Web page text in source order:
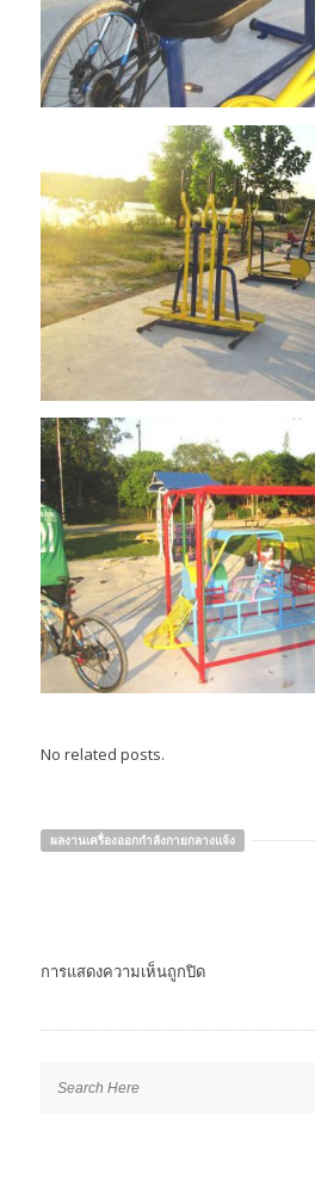
No related posts.
ผลงานเครื่องออกกำลังกายกลางแจ้ง
การแสดงความเห็นถูกปิด